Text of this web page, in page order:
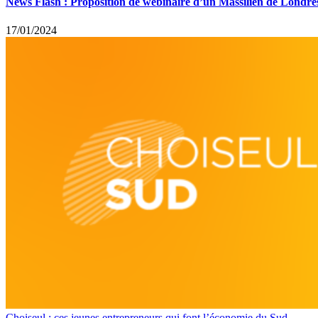
17/01/2024